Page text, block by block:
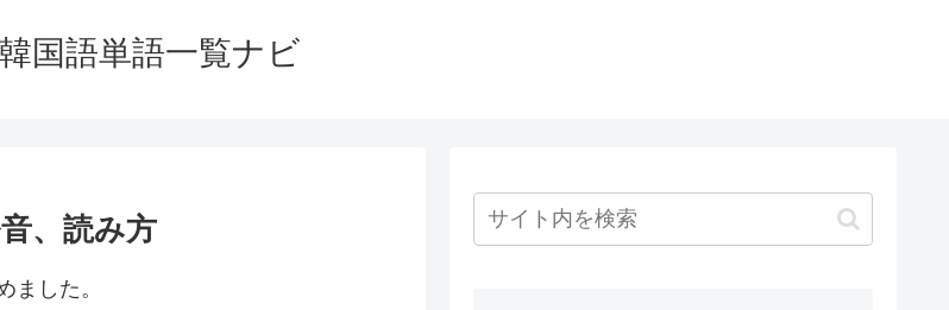
韓国語単語一覧ナビ
、読み方
ました。